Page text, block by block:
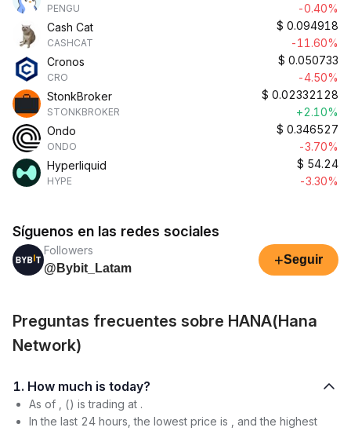
PENGU
-0.40%
Cash Cat
CASHCAT
$ 0.094918
-11.60%
Cronos
CRO
$ 0.050733
-4.50%
StonkBroker
STONKBROKER
$ 0.02332128
+2.10%
Ondo
ONDO
$ 0.346527
-3.70%
Hyperliquid
HYPE
$ 54.24
-3.30%
Síguenos en las redes sociales
Followers
@Bybit_Latam
+Seguir
Preguntas frecuentes sobre HANA(Hana
Network)
1. How much is today?
As of , () is trading at .
In the last 24 hours, the lowest price is , and the highest